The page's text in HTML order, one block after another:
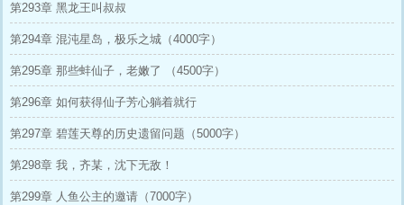
第293章 黑龙王叫叔叔
第294章 混沌星岛，极乐之城（4000字）
第295章 那些蚌仙子，老嫩了 （4500字）
第296章 如何获得仙子芳心躺着就行
第297章 碧莲天尊的历史遗留问题（5000字）
第298章 我，齐某，沈下无敌！
第299章 人鱼公主的邀请（7000字）